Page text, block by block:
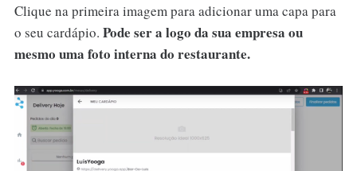
Clique na primeira imagem para adicionar uma capa para
o seu cardápio. Pode ser a logo da sua empresa ou
mesmo uma foto interna do restaurante.